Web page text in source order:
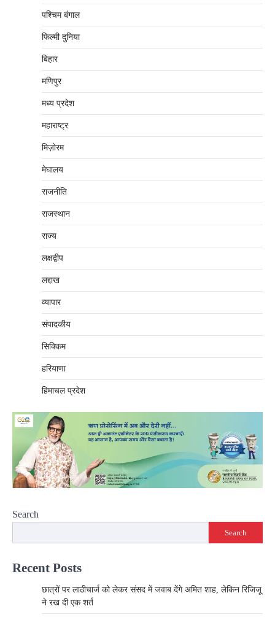
पश्चिम बंगाल
फिल्मी दुनिया
बिहार
मणिपुर
मध्‍य प्रदेश
महाराष्‍ट्र
मिज़ोरम
मेघालय
राजनीति
राजस्थान
राज्य
लक्षद्वीप
लद्दाख
व्यापार
संपादकीय
सिक्किम
हरियाणा
हिमाचल प्रदेश
Search
Search
Recent Posts
छात्रों पर लाठीचार्ज को लेकर संसद में जवाब देंगे अमित शाह, लेकिन रिजिजू
ने रख दी एक शर्त